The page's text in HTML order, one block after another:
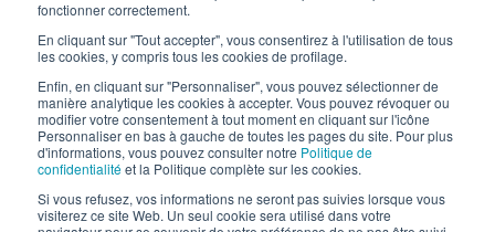
fonctionner correctement.
En cliquant sur "Tout accepter", vous consentirez à l'utilisation de tous
les cookies, y compris tous les cookies de profilage.
Enfin, en cliquant sur "Personnaliser", vous pouvez sélectionner de
manière analytique les cookies à accepter. Vous pouvez révoquer ou
modifier votre consentement à tout moment en cliquant sur l'icône
Personnaliser en bas à gauche de toutes les pages du site. Pour plus
d'informations, vous pouvez consulter notre Politique de
confidentialitéet la Politique complète sur les cookies.
Si vous refusez, vos informations ne seront pas suivies lorsque vous
visiterez ce site Web. Un seul cookie sera utilisé dans votre
SUIVEZ-NOUS SUR
© 2026 Interfluid srl • Tutti i diritti riservati